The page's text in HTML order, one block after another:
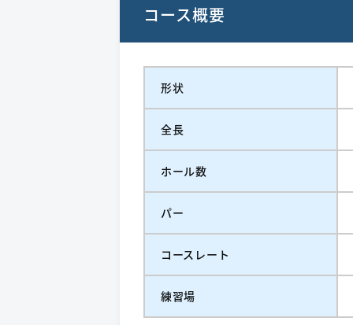
コース概要
形状
全長
ホール数
パー
コースレート
練習場